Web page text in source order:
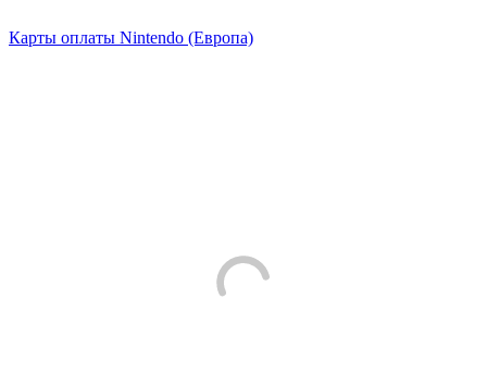
Карты оплаты Nintendo (Европа)